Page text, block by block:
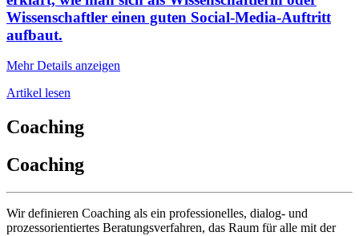
Wissenschaftler einen guten Social-Media-Auftritt
aufbaut.
Mehr Details anzeigen
Artikel lesen
Coaching
Coaching
Wir definieren Coaching als ein professionelles, dialog- und
prozessorientiertes Beratungsverfahren, das Raum für alle mit der